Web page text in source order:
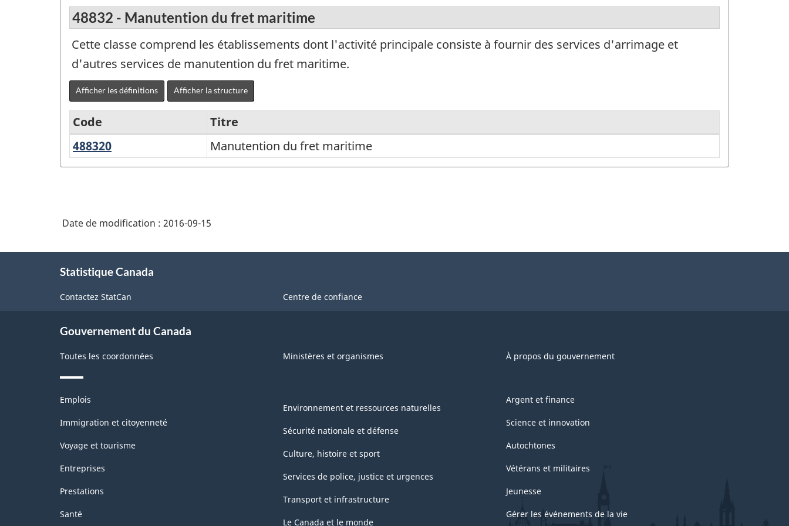
48832 - Manutention du fret maritime
Cette classe comprend les établissements dont l'activité principale consiste à fournir des services d'arrimage et
d'autres services de manutention du fret maritime.
Afficher les définitions Afficher la structure
Variante
de
-
active
Structure
classification
Code
Titre
488320
du
Manutention du fret maritime
Date de modification : 2016-09-15
Statistique Canada
Contactez StatCan Centre de confiance
Gouvernement du Canada
Toutes les coordonnées Ministères et organismes À propos du gouvernement
Thèmes
sujets
Emplois
Immigration et citoyenneté
Voyage et tourisme
Entreprises
Prestations
Santé
Environnement et ressources naturelles
Sécurité nationale et défense
Culture, histoire et sport
Services de police, justice et urgences
Transport et infrastructure
Le Canada et le monde
Argent et finance
Science et innovation
Autochtones
Vétérans et militaires
Jeunesse
Gérer les événements de la vie